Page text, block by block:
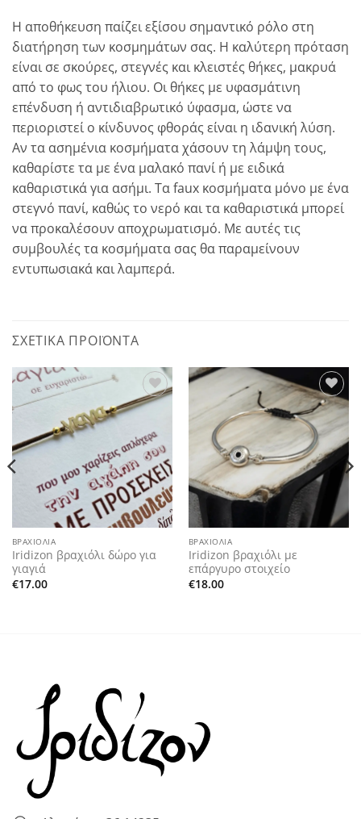
Η αποθήκευση παίζει εξίσου σημαντικό ρόλο στη
διατήρηση των κοσμημάτων σας. Η καλύτερη πρόταση
είναι σε σκούρες, στεγνές και κλειστές θήκες, μακρυά
από το φως του ήλιου. Οι θήκες με υφασμάτινη
επένδυση ή αντιδιαβρωτικό ύφασμα, ώστε να
περιοριστεί ο κίνδυνος φθοράς είναι η ιδανική λύση.
Αν τα ασημένια κοσμήματα χάσουν τη λάμψη τους,
καθαρίστε τα με ένα μαλακό πανί ή με ειδικά
καθαριστικά για ασήμι. Τα faux κοσμήματα μόνο με ένα
στεγνό πανί, καθώς το νερό και τα καθαριστικά μπορεί
να προκαλέσουν αποχρωματισμό. Με αυτές τις
συμβουλές τα κοσμήματα σας θα παραμείνουν
εντυπωσιακά και λαμπερά.
ΣΧΕΤΙΚΆ ΠΡΟΪΌΝΤΑ
Add to
ΒΡΑΧΙΌΛΙΑ
Iridizon βραχιόλι δώρο για
γιαγιά
€17.00
Add to
wishlist
ΒΡΑΧΙΌΛΙΑ
Iridizon βραχιόλι με
επάργυρο στοιχείο
€18.00